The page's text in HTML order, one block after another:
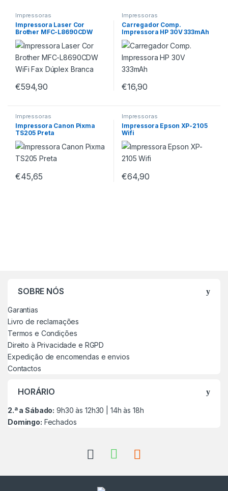
Impressoras
Impressora Laser Cor
Brother MFC-L8690CDW
WiFi Fax Dúplex Branca
€594,90
Impressoras
Carregador Comp.
Impressora HP 30V 333mAh
€16,90
Impressoras
Impressora Canon Pixma
TS205 Preta
€45,65
Impressoras
Impressora Epson XP-2105
Wifi
€64,90
SOBRE NÓS
Garantias
Livro de reclamações
Termos e Condições
Direito à Privacidade e RGPD
Expedição de encomendas e envios
Contactos
HORÁRIO
2.ª a Sábado: 9h30 às 12h30 | 14h às 18h
Domingo: Fechados